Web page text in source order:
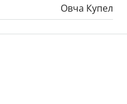
Овча Купел